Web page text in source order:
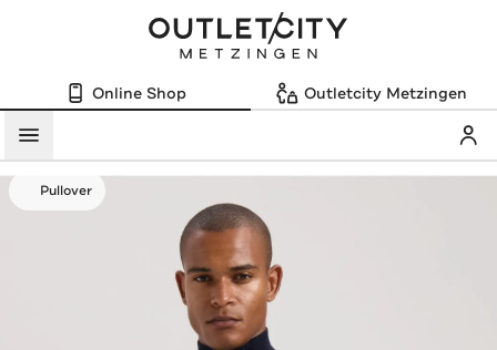
Online Shop Outletcity Metzingen
Menü
Pullover